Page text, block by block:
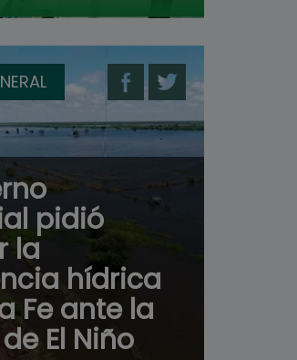
pidió
la
hídrica
Fe ante la
El Niño